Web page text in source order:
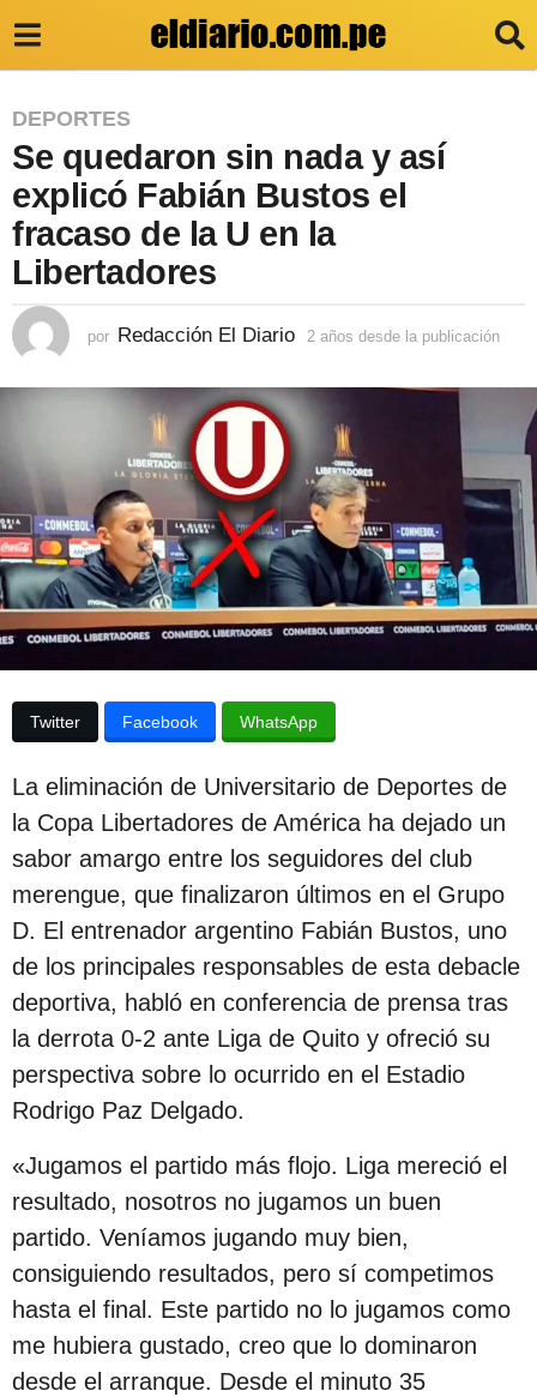
2
a
ñ
o
s
e
a
p
u
b
c
i
ó
n
2
a
ñ
o
s
d
e
s
d
e
l
a
p
DEPORTES
Se quedaron sin nada y así
explicó Fabián Bustos el
fracaso de la U en la
Libertadores
por Redacción El Diario 2 años desde la publicación
s
d
p
u
i
ó
n
Twitter Facebook WhatsApp
La eliminación de Universitario de Deportes de
la Copa Libertadores de América ha dejado un
sabor amargo entre los seguidores del club
merengue, que finalizaron últimos en el Grupo
D. El entrenador argentino Fabián Bustos, uno
de los principales responsables de esta debacle
deportiva, habló en conferencia de prensa tras
la derrota 0-2 ante Liga de Quito y ofreció su
perspectiva sobre lo ocurrido en el Estadio
Rodrigo Paz Delgado.
«Jugamos el partido más flojo. Liga mereció el
resultado, nosotros no jugamos un buen
partido. Veníamos jugando muy bien,
consiguiendo resultados, pero sí competimos
hasta el final. Este partido no lo jugamos como
me hubiera gustado, creo que lo dominaron
desde el arranque. Desde el minuto 35